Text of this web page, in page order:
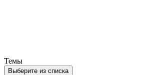
Темы
Выберите из списка